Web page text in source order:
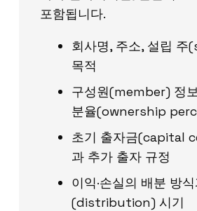
포함됩니다.
회사명, 주소, 설립
목적
구성원(member) 정
분율(ownership
초기 출자금(capital
과 추가 출자 규정
이익·손실의 배분 방
(distribution) 시기